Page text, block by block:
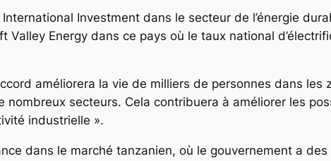
Investment dans le secteur de l’énergie
Energy dans ce pays où le taux national
améliorera la vie de milliers de personnes dans les
nombreux secteurs. Cela contribuera à améliorer les
industrielle ».
dans le marché tanzanien, où le gouvernement a